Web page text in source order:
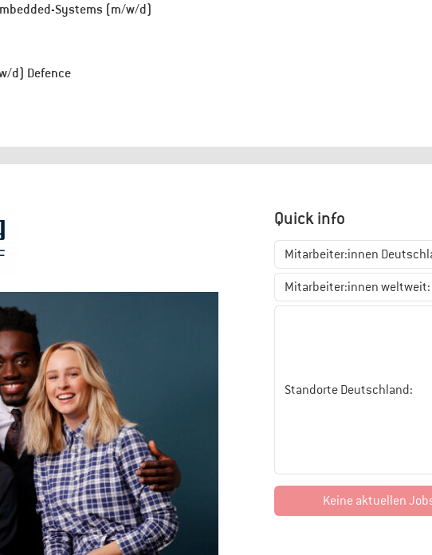
Systems (m/w/d)
d) Defence
Quick info
Mitarbeiter:innen
Mitarbeiter:innen weltweit:
Standorte Deutschland:
Keine aktuellen